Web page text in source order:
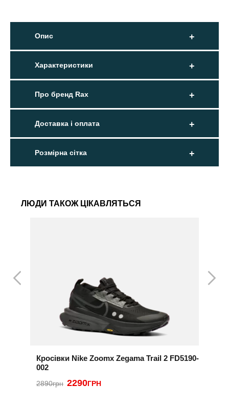
Опис
Характеристики
Про бренд Rax
Доставка і оплата
Розмірна сітка
ЛЮДИ ТАКОЖ ЦІКАВЛЯТЬСЯ
Кросівки Nike Zoomx Zegama Trail 2 FD5190-
002
2890грн 2290ГРН